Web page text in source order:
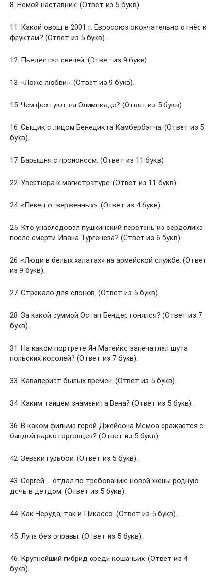
8. Немой наставник. (Ответ из 5 букв).
11. Какой овощ в 2001 г. Евросоюз окончательно отнёс к
фруктам? (Ответ из 5 букв).
12. Пьедестал свечей. (Ответ из 9 букв).
13. «Ложе любви». (Ответ из 9 букв).
15. Чем фехтуют на Олимпиаде? (Ответ из 5 букв).
16. Сыщик с лицом Бенедикта Камбербэтча. (Ответ из 5
букв).
17. Барышня с прононсом. (Ответ из 11 букв).
22. Увертюра к магистратуре. (Ответ из 11 букв).
24. «Певец отверженных». (Ответ из 4 букв).
25. Кто унаследовал пушкинский перстень из сердолика
после смерти Ивана Тургенева? (Ответ из 6 букв).
26. «Люди в белых халатах» на армейской службе. (Ответ
из 9 букв).
27. Стрекало для слонов. (Ответ из 5 букв).
28. За какой суммой Остап Бендер гонялся? (Ответ из 7
букв).
31. На каком портрете Ян Матейко запечатлел шута
польских королей? (Ответ из 7 букв).
33. Кавалерист былых времён. (Ответ из 5 букв).
34. Каким танцем знаменита Вена? (Ответ из 5 букв).
36. В каком фильме герой Джейсона Момоа сражается с
бандой наркоторговцев? (Ответ из 5 букв).
42. Зеваки гурьбой. (Ответ из 5 букв).
43. Сергей … отдал по требованию новой жены родную
дочь в детдом. (Ответ из 5 букв).
44. Как Неруда, так и Пикассо. (Ответ из 5 букв).
45. Лупа без оправы. (Ответ из 5 букв).
46. Крупнейший гибрид среди кошачьих. (Ответ из 4
букв).